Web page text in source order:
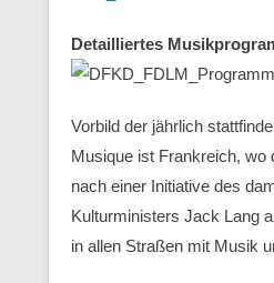
Detailliertes
Vorbild der jährlich
Musique ist Frankreich, wo
nach einer Initiative des
Kulturministers Jack Lang
in allen Straßen mit Musik